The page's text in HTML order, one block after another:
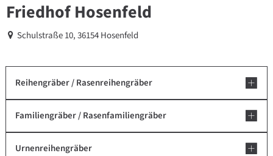
Friedhof Hosenfeld
Schulstraße 10, 36154 Hosenfeld
Reihengräber / Rasenreihengräber
Familiengräber / Rasenfamiliengräber
Urnenreihengräber